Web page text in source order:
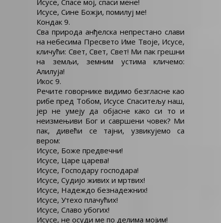
Исусе, Спасе мој, спаси мене!
Исусе, Сине Божји, помилуј ме!
Кондак 9.
Сва природа анђелска непрестано слави
на небесима Пресвето Име Твоје, Исусе,
кличући: Свет, Свет, Свет! Ми пак грешни
на земљи, земним устима кличемо:
Алилуја!
Икос 9.
Речите говорнике видимо безгласне као
рибе пред Тобом, Исусе Спаситељу наш,
јер не умеју да објасне како си то и
неизмењиви Бог и савршени човек? Ми
пак, дивећи се тајни, узвикујемо са
вером:
Исусе, Боже предвечни!
Исусе, Царе царева!
Исусе, Господару господара!
Исусе, Судијо живих и мртвих!
Исусе, Надеждо безнадежних!
Исусе, Утехо плачућих!
Исусе, Славо убогих!
Исусе, не осуди ме по делима мојим!